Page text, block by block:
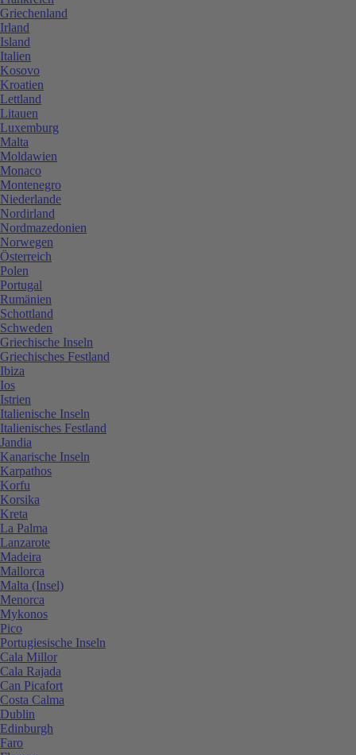
Griechenland
Irland
Island
Italien
Kosovo
Kroatien
Lettland
Litauen
Luxemburg
Malta
Moldawien
Monaco
Montenegro
Niederlande
Nordirland
Nordmazedonien
Norwegen
Österreich
Polen
Portugal
Rumänien
Schottland
Schweden
Griechische Inseln
Griechisches Festland
Ibiza
Ios
Istrien
Italienische Inseln
Italienisches Festland
Jandia
Kanarische Inseln
Karpathos
Korfu
Korsika
Kreta
La Palma
Lanzarote
Madeira
Mallorca
Malta (Insel)
Menorca
Mykonos
Pico
Portugiesische Inseln
Cala Millor
Cala Rajada
Can Picafort
Costa Calma
Dublin
Edinburgh
Faro